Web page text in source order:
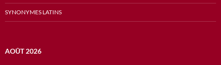
SYNONYMES LATINS
AOÛT 2026